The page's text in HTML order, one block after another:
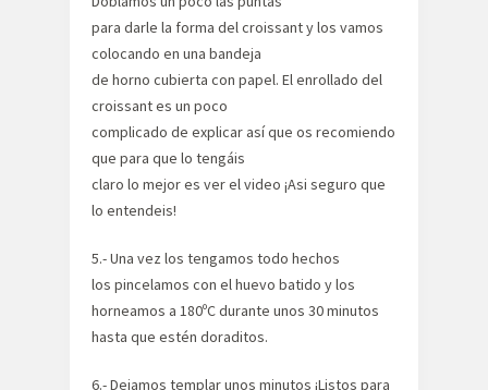
para darle la forma del croissant y los vamos
colocando en una bandeja
de horno cubierta con papel. El enrollado del
croissant es un poco
complicado de explicar así que os recomiendo
que para que lo tengáis
claro lo mejor es ver el video ¡Asi seguro que
lo entendeis!
5.- Una vez los tengamos todo hechos
los pincelamos con el huevo batido y los
horneamos a 180ºC durante unos 30 minutos
hasta que estén doraditos.
6.- Dejamos templar unos minutos ¡Listos para